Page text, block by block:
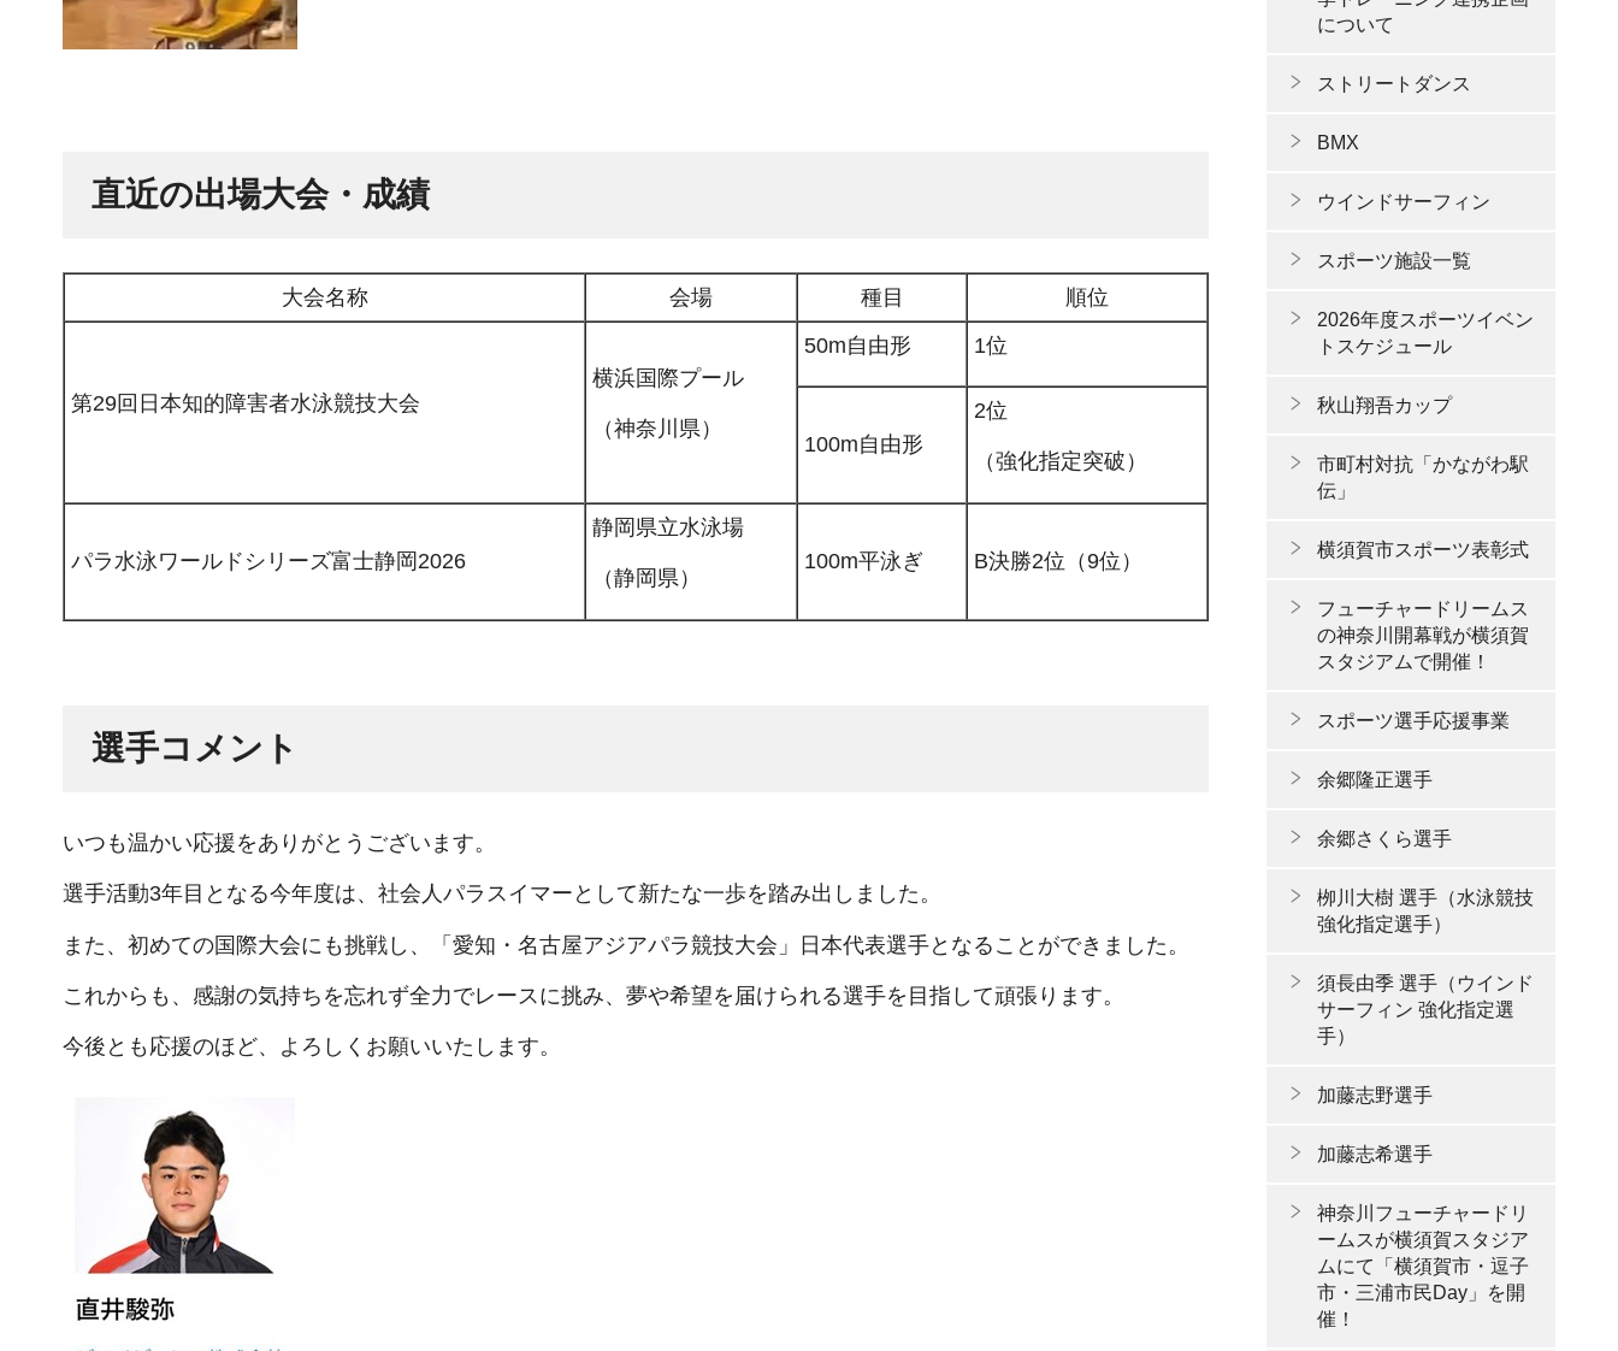
直近の出場大会・成績
大会名称 会場 種目 順位
第29回日本知的障害者水泳競技大会
横浜国際プール
（神奈川県）
50m自由形 1位
100m自由形
2位
（強化指定突破）
パラ水泳ワールドシリーズ富士静岡2026
静岡県立水泳場
（静岡県）
100m平泳ぎ B決勝2位（9位）
選手コメント
いつも温かい応援をありがとうございます。
選手活動3年目となる今年度は、社会人パラスイマーとして新たな一歩を踏み出しました。
また、初めての国際大会にも挑戦し、「愛知・名古屋アジアパラ競技大会」日本代表選手となることができました。
これからも、感謝の気持ちを忘れず全力でレースに挑み、夢や希望を届けられる選手を目指して頑張ります。
今後とも応援のほど、よろしくお願いいたします。
について
ストリートダンス
BMX
ウインドサーフィン
スポーツ施設一覧
2026年度スポーツイベン
トスケジュール
秋山翔吾カップ
市町村対抗「かながわ駅
伝」
横須賀市スポーツ表彰式
フューチャードリームス
の神奈川開幕戦が横須賀
スタジアムで開催！
スポーツ選手応援事業
余郷隆正選手
余郷さくら選手
栁川大樹 選手（水泳競技
強化指定選手）
須長由季 選手（ウインド
サーフィン 強化指定選
手）
加藤志野選手
加藤志希選手
神奈川フューチャードリ
ームスが横須賀スタジア
ムにて「横須賀市・逗子
市・三浦市民Day」を開
催！